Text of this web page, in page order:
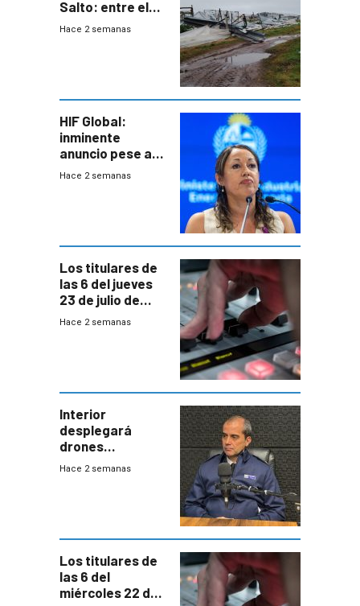
Salto: entre el
impacto
Hace 2 semanas
HIF Global:
inminente
anuncio pese a
declaración de
gobierno
Hace 2 semanas
Los titulares de
las 6 del jueves
23 de julio de
2026
Hace 2 semanas
Interior
desplegará
drones
autónomos para
Hace 2 semanas
Los titulares de
las 6 del
miércoles 22 de